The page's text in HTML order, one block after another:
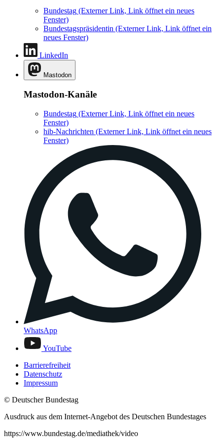
Bundestag (Externer Link, Link öffnet ein neues
Fenster)
Bundestagspräsidentin (Externer Link, Link öffnet ein
neues Fenster)
LinkedIn
Mastodon
Mastodon-Kanäle
Bundestag (Externer Link, Link öffnet ein neues
Fenster)
hib-Nachrichten (Externer Link, Link öffnet ein neues
Fenster)
WhatsApp
YouTube
Barrierefreiheit
Datenschutz
Impressum
© Deutscher Bundestag
Ausdruck aus dem Internet-Angebot des Deutschen Bundestages
https://www.bundestag.de/mediathek/video